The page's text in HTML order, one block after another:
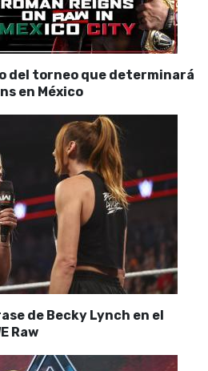
del torneo que determinará
en México
de Becky Lynch en el
Raw